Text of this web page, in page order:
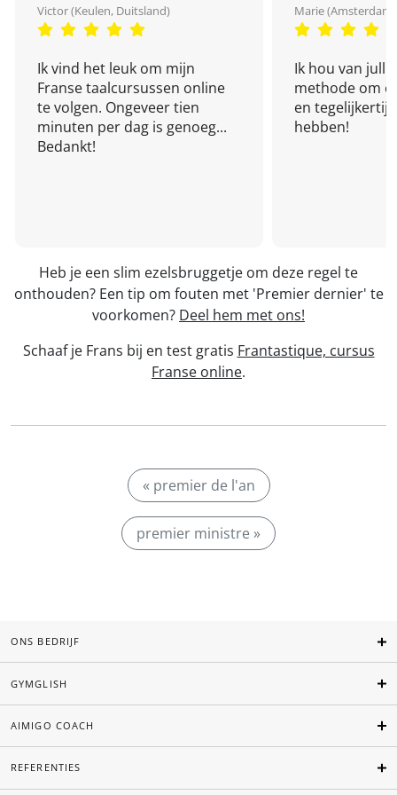
Victor (Keulen, Duitsland)
Ik vind het leuk om mijn
Franse taalcursussen online
te volgen. Ongeveer tien
minuten per dag is genoeg...
Bedankt!
Marie
Ik hou van
methode om
en
hebben!
Heb je een slim ezelsbruggetje om deze regel te
onthouden? Een tip om fouten met 'Premier dernier' te
voorkomen? Deel hem met ons!
Schaaf je Frans bij en test gratis Frantastique, cursus
Franse online.
« premier de l'an
premier ministre »
ONS BEDRIJF
GYMGLISH
AIMIGO COACH
REFERENTIES